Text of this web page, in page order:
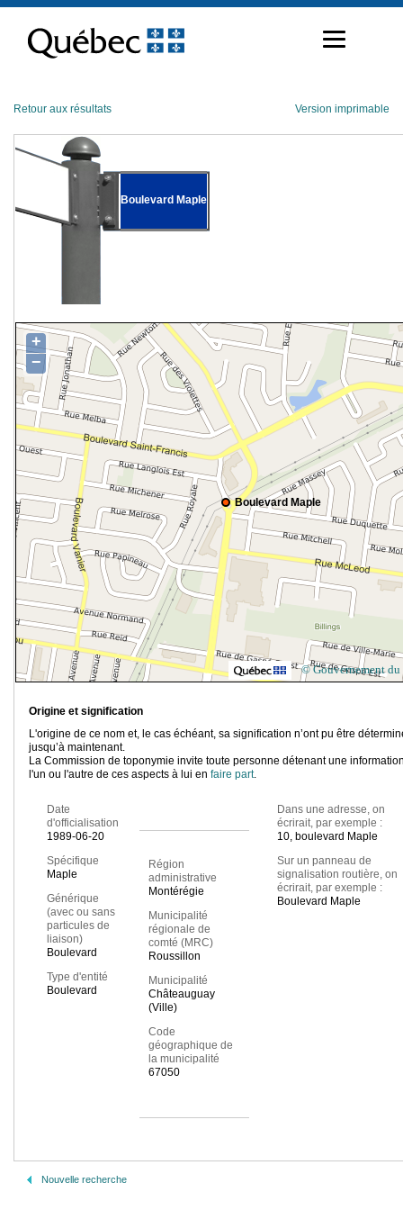
contenu
Retour aux résultats Version imprimable
Boulevard Maple
Boulevard Maple
+
−
© Gouvernement du
Origine et signification
L'origine de ce nom et, le cas échéant, sa signification n’ont pu être
jusqu’à maintenant.
La Commission de toponymie invite toute personne détenant une
l'un ou l'autre de ces aspects à lui en faire part.
Date
d'officialisation
1989-06-20
Spécifique
Maple
Générique
(avec ou sans
particules de
liaison)
Boulevard
Type d'entité
Boulevard
Région
administrative
Montérégie
Municipalité
régionale de
comté (MRC)
Roussillon
Municipalité
Châteauguay
(Ville)
Code
géographique de
la municipalité
67050
Dans une adresse, on
écrirait, par exemple :
10, boulevard Maple
Sur un panneau de
signalisation routière, on
écrirait, par exemple :
Boulevard Maple
Nouvelle recherche